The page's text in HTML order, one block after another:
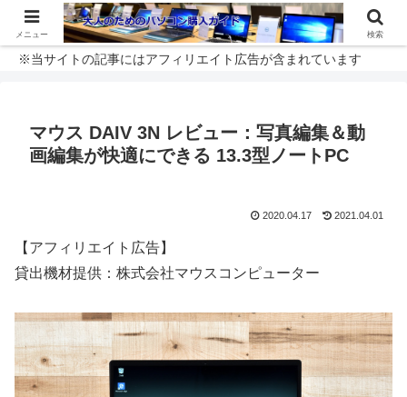
※当サイトの記事にはアフィリエイト広告が含まれています
マウス DAIV 3N レビュー：写真編集＆動
画編集が快適にできる 13.3型ノートPC
2020.04.17 2021.04.01
【アフィリエイト広告】
貸出機材提供：株式会社マウスコンピューター
メニュー 検索